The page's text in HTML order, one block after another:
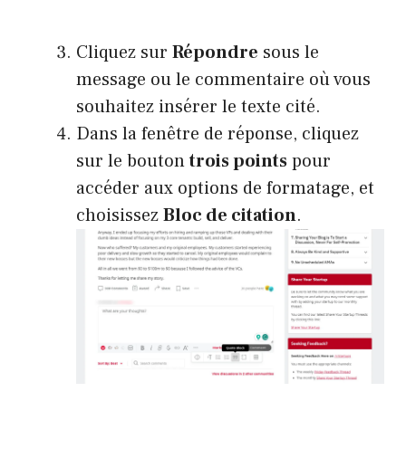
Cliquez sur Répondre sous le
message ou le commentaire où vous
souhaitez insérer le texte cité.
Dans la fenêtre de réponse, cliquez
sur le boutontrois pointspour
accéder aux options de formatage, et
choisissezBloc de citation.